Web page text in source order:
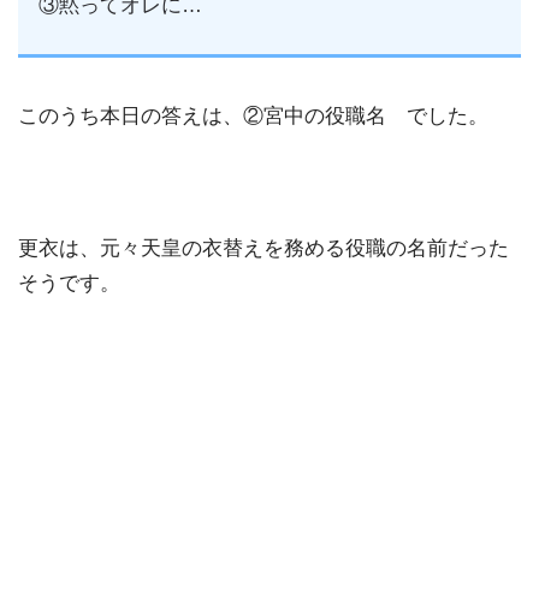
③黙ってオレに…
このうち本日の答えは、②宮中の役職名 でした。
更衣は、元々天皇の衣替えを務める役職の名前だった
そうです。